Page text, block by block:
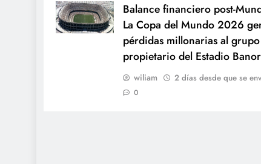
Balance financiero post-
La Copa del Mundo 2026
pérdidas millonarias al grupo
propietario del Estadio
wiliam 2 días desde que se
0